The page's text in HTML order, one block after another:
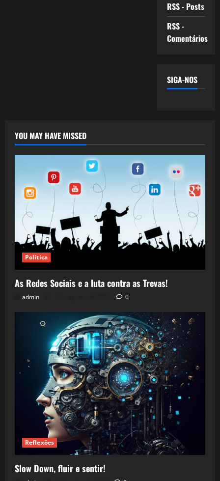
RSS - Posts
RSS -
Comentários
SIGA-NOS
YOU MAY HAVE MISSED
Política
As Redes Sociais e a luta contra as Trevas!
admin 0
Reflexões
Slow Down, fluir e sentir!